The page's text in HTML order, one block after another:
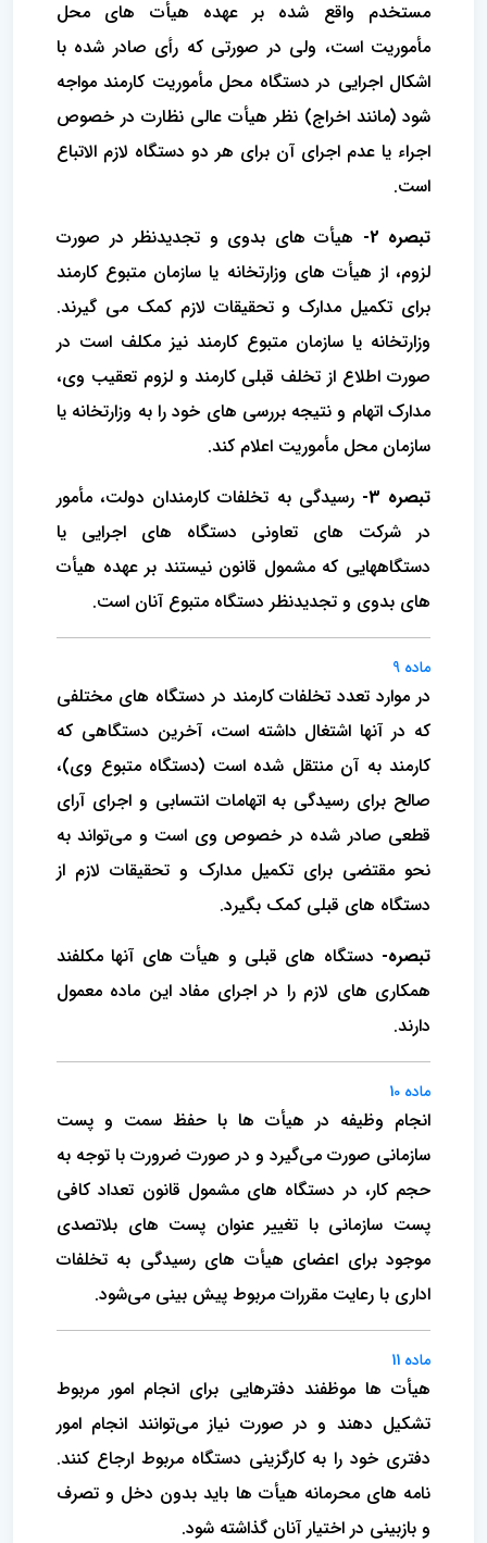
مستخدم واقع شده بر عهده هیأت های محل
مأموریت است، ولی در صورتی که رأی صادر شده با
اشکال اجرایی در دستگاه محل مأموریت کارمند مواجه
شود (مانند اخراج) نظر هیأت عالی نظارت در خصوص
اجراء یا عدم اجرای آن برای هر دو دستگاه لازم الاتباع
است.
تبصره 2-
هیأت های بدوی و تجدیدنظر در صورت
لزوم، از هیأت های وزارتخانه یا سازمان متبوع کارمند
برای تکمیل مدارک و تحقیقات لازم کمک می گیرند.
وزارتخانه یا سازمان متبوع کارمند نیز مکلف است در
صورت اطلاع از تخلف قبلی کارمند و لزوم تعقیب وی،
مدارک اتهام و نتیجه بررسی های خود را به وزارتخانه یا
سازمان محل مأموریت اعلام کند.
تبصره 3-
رسیدگی به تخلفات کارمندان دولت، مأمور
در شرکت های تعاونی دستگاه های اجرایی یا
دستگاههایی که مشمول قانون نیستند بر عهده هیأت
های بدوی و تجدیدنظر دستگاه متبوع آنان است.
ماده 9
در موارد تعدد تخلفات کارمند در دستگاه های مختلفی
که در آنها اشتغال داشته است، آخرین دستگاهی که
کارمند به آن منتقل شده است (دستگاه متبوع وی)،
صالح برای رسیدگی به اتهامات انتسابی و اجرای آرای
قطعی صادر شده در خصوص وی است و می‌تواند به
نحو مقتضی برای تکمیل مدارک و تحقیقات لازم از
دستگاه های قبلی کمک بگیرد.
تبصره- دستگاه های قبلی و هیأت های آنها مکلفند
همکاری های لازم را در اجرای مفاد این ماده معمول
دارند.
ماده 10
انجام وظیفه در هیأت ها با حفظ سمت و پست
سازمانی صورت می‌گیرد و در صورت ضرورت با توجه به
حجم کار، در دستگاه های مشمول قانون تعداد کافی
پست سازمانی با تغییر عنوان پست های بلاتصدی
موجود برای اعضای هیأت های رسیدگی به تخلفات
اداری با رعایت مقررات مربوط پیش بینی می‌شود.
ماده 11
هیأت ها موظفند دفترهایی برای انجام امور مربوط
تشکیل دهند و در صورت نیاز می‌توانند انجام امور
دفتری خود را به کارگزینی دستگاه مربوط ارجاع کنند.
نامه های محرمانه هیأت ها باید بدون دخل و تصرف
و بازبینی در اختیار آنان گذاشته شود.